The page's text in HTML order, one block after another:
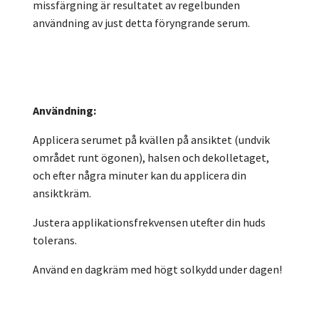
missfärgning är resultatet av regelbunden
användning av just detta föryngrande serum.
Användning:
Applicera serumet på kvällen på ansiktet (undvik
området runt ögonen), halsen och dekolletaget,
och efter några minuter kan du applicera din
ansiktkräm.
Justera applikationsfrekvensen utefter din huds
tolerans.
Använd en dagkräm med högt solkydd under dagen!